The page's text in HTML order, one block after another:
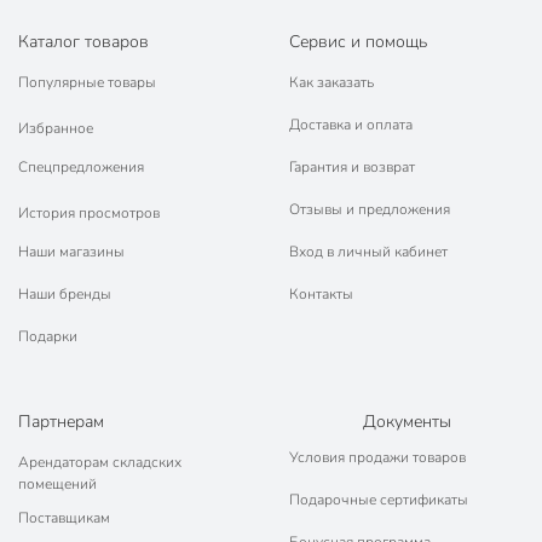
Каталог товаров
Популярные товары
Избранное
Спецпредложения
История просмотров
Наши магазины
Наши бренды
Подарки
Сервис и помощь
Как заказать
Доставка и оплата
Гарантия и возврат
Отзывы и предложения
Вход в личный кабинет
Контакты
Партнерам
Арендаторам складских
помещений
Поставщикам
Документы
Условия продажи товаров
Подарочные сертификаты